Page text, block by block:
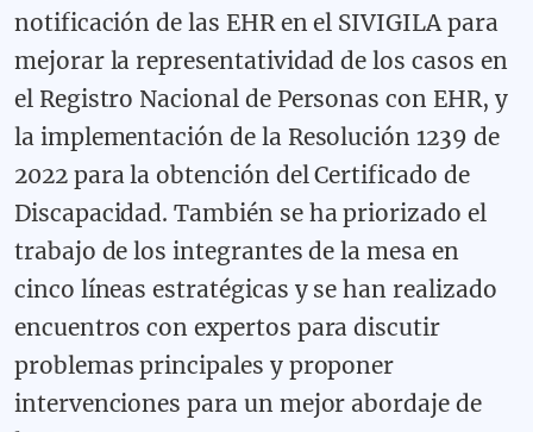
notificación de las EHR en el SIVIGILA para
mejorar la representatividad de los casos en
el Registro Nacional de Personas con EHR, y
la implementación de la Resolución 1239 de
2022 para la obtención del Certificado de
Discapacidad. También se ha priorizado el
trabajo de los integrantes de la mesa en
cinco líneas estratégicas y se han realizado
encuentros con expertos para discutir
problemas principales y proponer
intervenciones para un mejor abordaje de